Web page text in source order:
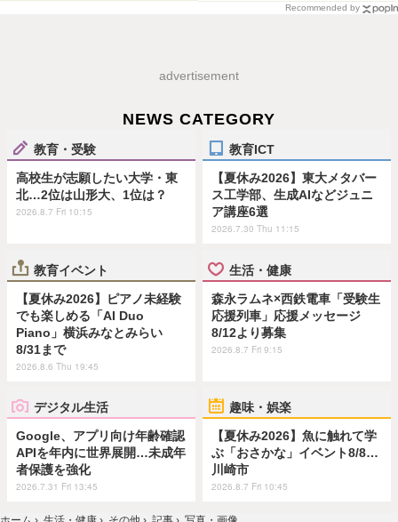
Recommended by
advertisement
NEWS CATEGORY
教育・受験
高校生が志願したい大学・東
北…2位は山形大、1位は？
2026.8.7 Fri 10:15
教育ICT
【夏休み2026】東大メタバー
ス工学部、生成AIなどジュニ
ア講座6選
2026.7.30 Thu 11:15
教育イベント
【夏休み2026】ピアノ未経験
でも楽しめる「AI Duo
Piano」横浜みなとみらい
8/31まで
2026.8.6 Thu 19:45
生活・健康
森永ラムネ×西鉄電車「受験生
応援列車」応援メッセージ
8/12より募集
2026.8.7 Fri 9:15
デジタル生活
Google、アプリ向け年齢確認
APIを年内に世界展開…未成年
者保護を強化
2026.7.31 Fri 13:45
趣味・娯楽
【夏休み2026】魚に触れて学
ぶ「おさかな」イベント8/8…
川崎市
2026.8.7 Fri 10:45
ホーム › 生活・健康 › その他 › 記事 ›